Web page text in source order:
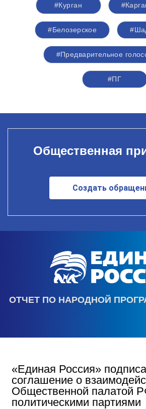
#Курган
#Белозерское
#Предварительное
#ПГ
Общественная
Создать
ОТЧЕТ ПО НАРОДНОЙ
«Единая Россия»
соглашение о
Общественной палатой
политическими партиями